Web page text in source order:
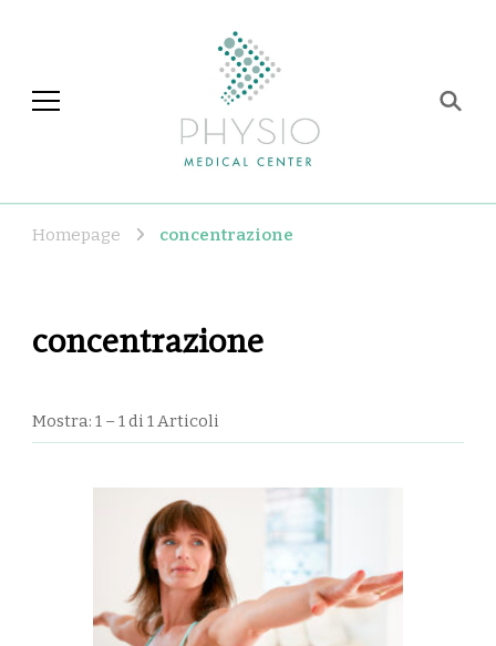
Homepage concentrazione
concentrazione
Mostra: 1 – 1 di 1 Articoli